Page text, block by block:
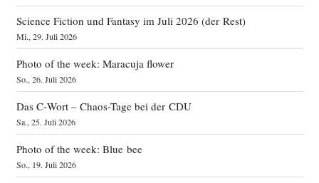
Science Fiction und Fantasy im Juli 2026 (der Rest)
Mi., 29. Juli 2026
Photo of the week: Maracuja flower
So., 26. Juli 2026
Das C‑Wort – Chaos-Tage bei der CDU
Sa., 25. Juli 2026
Photo of the week: Blue bee
So., 19. Juli 2026